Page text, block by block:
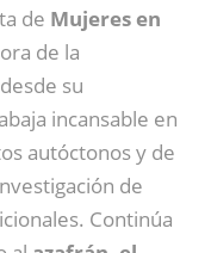
de Mujeres en
de la
su
incansable en
autóctonos y de
de
Continúa